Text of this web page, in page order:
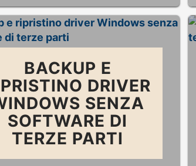
BACKUP E
DRIVER
SENZA
SOFTWARE DI
TERZE PARTI